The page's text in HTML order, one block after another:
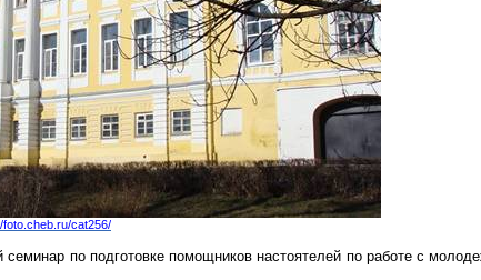
foto.cheb.ru/cat256/
по подготовке помощников настоятелей по работе с